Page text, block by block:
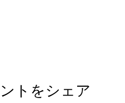
トをシェア